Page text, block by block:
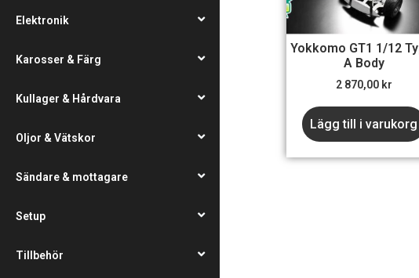
Elektronik
Karosser & Färg
Kullager & Hårdvara
Oljor & Vätskor
Sändare & mottagare
Setup
Tillbehör
Yokkomo GT1 1/12
A Body
2 870,00 kr
Lägg till i varukorg